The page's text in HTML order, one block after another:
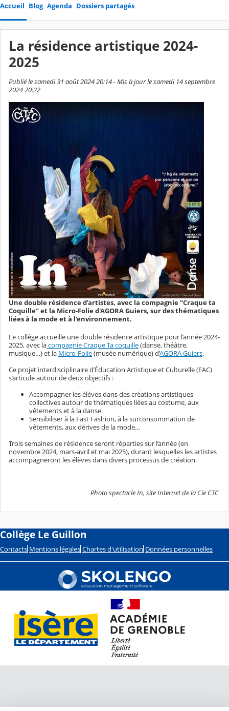
Accueil Blog Agenda Dossiers partagés
La résidence artistique 2024-
2025
Publié le samedi 31 août 2024 20:14 - Mis à jour le samedi 14 septembre
2024 20:22
Une double résidence d’artistes, avec la compagnie "Craque ta
Coquille" et la Micro-Folie d'AGORA Guiers, sur des thématiques
liées à la mode et à l'environnement.
Le collège accueille une double résidence artistique pour l’année 2024-
2025, avec lacompagnie Craque Ta coquille(danse, théâtre,
musique…) et la Micro-Folie(musée numérique) d’AGORA Guiers.
Ce projet interdisciplinaire d’Éducation Artistique et Culturelle (EAC)
s’articule autour de deux objectifs :
Accompagner les élèves dans des créations artistiques
collectives autour de thématiques liées au costume, aux
vêtements et à la danse.
Sensibiliser à la Fast Fashion, à la surconsommation de
vêtements, aux dérives de la mode…
Trois semaines de résidence seront réparties sur l’année (en
novembre 2024, mars-avril et mai 2025), durant lesquelles les artistes
accompagneront les élèves dans divers processus de création.
Photo spectacle In, site Internet de la Cie CTC
Collège Le Guillon
Contacts Mentions légales Chartes d'utilisation Données personnelles